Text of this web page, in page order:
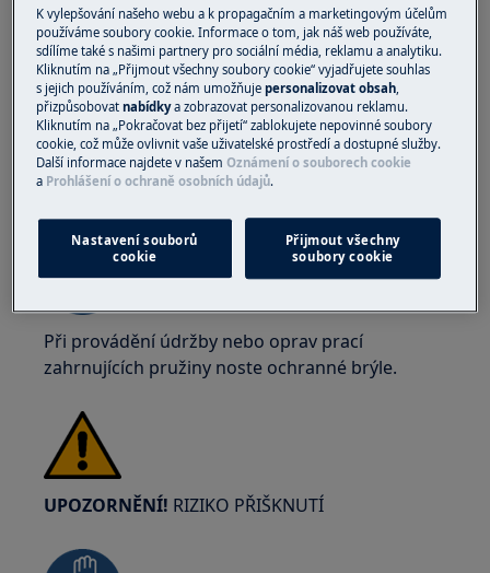
rukavice noste stále, abyste se ochránili před
řeznými ranami od ostrých hran.
VAROVÁNÍ!NEBEZPEČÍ PORANĚNÍ OČÍ
Při provádění údržby nebo oprav prací
zahrnujících pružiny noste ochranné brýle.
UPOZORNĚNÍ! RIZIKO PŘIŠKNUTÍ
K vylepšování našeho webu a k propagačním a marketingovým účelům
používáme soubory cookie. Informace o tom, jak náš web používáte,
sdílíme také s našimi partnery pro sociální média, reklamu a analytiku.
Kliknutím na „Přijmout všechny soubory cookie“ vyjadřujete souhlas
s jejich používáním, což nám umožňujepersonalizovat obsah,
přizpůsobovatnabídkya zobrazovat personalizovanou reklamu.
Kliknutím na „Pokračovat bez přijetí“ zablokujete nepovinné soubory
cookie, což může ovlivnit vaše uživatelské prostředí a dostupné služby.
Další informace najdete v našemOznámení o souborech cookie
a Prohlášení o ochraně osobních údajů.
Nastavení souborů
cookie
Přijmout všechny
soubory cookie